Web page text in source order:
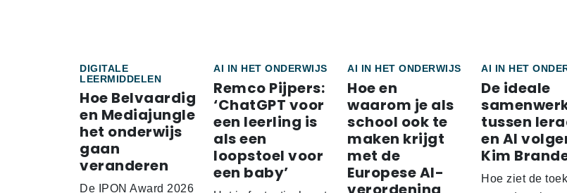
DIGITALE
LEERMIDDELEN
Hoe Belvaardig
en Mediajungle
het onderwijs
gaan
veranderen
De IPON Award 2026
AI IN HET ONDERWIJS
Remco Pijpers:
‘ChatGPT voor
een leerling is
als een
loopstoel voor
een baby’
AI IN HET ONDERWIJS
Hoe en
waarom je als
school ook te
maken krijgt
met de
Europese AI-
AI IN HET
De ideale
tussen
en AI
Kim
Hoe ziet de